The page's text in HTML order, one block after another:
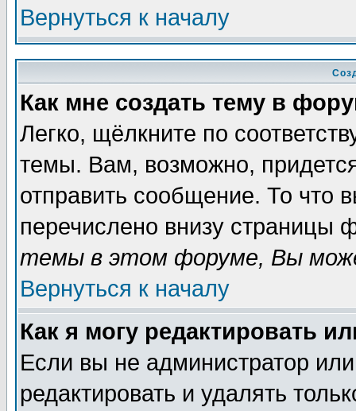
Вернуться к началу
Как мне создать тему в
Легко, щёлкните по
темы. Вам, возможно,
отправить сообщение. То что
перечислено внизу страницы
темы в этом форуме, Вы
Вернуться к началу
Как я могу редактировать
Если вы не администратор
редактировать и удалять